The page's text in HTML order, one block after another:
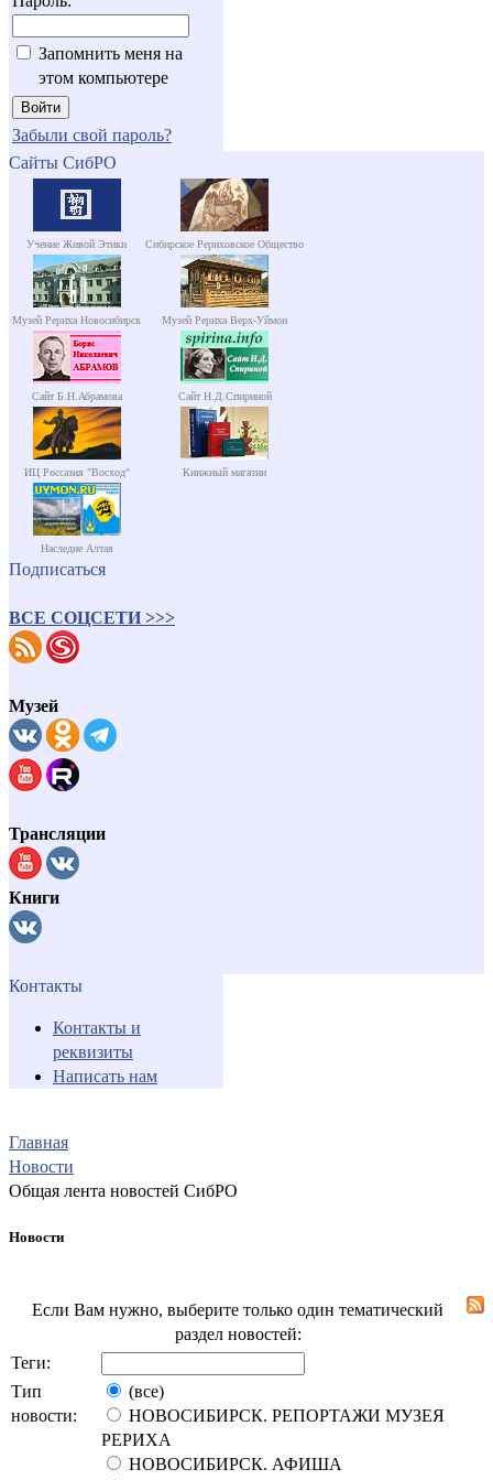
Запомнить меня на
этом компьютере
Забыли свой пароль?
Сайты СибРО
Учение Живой Этики Сибирское Рериховское Общество
Музей Рериха Новосибирск Музей Рериха Верх-Уймон
Сайт Б.Н.Абрамова Сайт Н.Д.Спириной
ИЦ Россазия "Восход" Книжный магазин
Наследие Алтая
Подписаться
ВСЕ СОЦСЕТИ >>>
Музей
Трансляции
Книги
Контакты
Контакты и
реквизиты
Написать нам
Главная
Новости
Общая лента новостей СибРО
Новости
Если Вам нужно, выберите только один тематический
раздел новостей:
Теги:
Тип
новости:
(все)
НОВОСИБИРСК. РЕПОРТАЖИ МУЗЕЯ
РЕРИХА
НОВОСИБИРСК. АФИША